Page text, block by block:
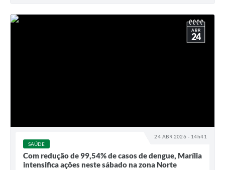
24 ABR 2026 - 14h41
ABR
24
SAÚDE
Com redução de 99,54% de casos de dengue, Marília
intensifica ações neste sábado na zona Norte